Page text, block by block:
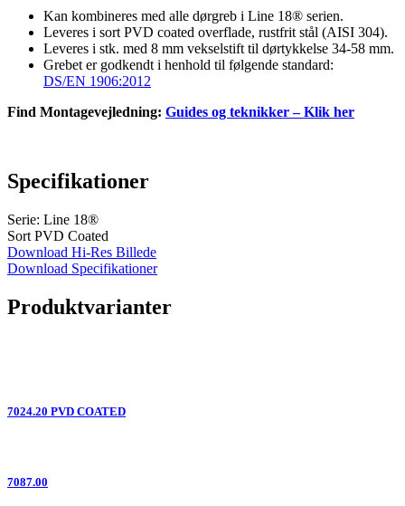
Kan kombineres med alle dørgreb i Line 18® serien.
Leveres i sort PVD coated overflade, rustfrit stål (AISI 304).
Leveres i stk. med 8 mm vekselstift til dørtykkelse 34-58 mm.
Grebet er godkendt i henhold til følgende standard:
DS/EN 1906:2012
Find Montagevejledning: Guides og teknikker – Klik her
Specifikationer
Serie: Line 18®
Sort PVD Coated
Download Hi-Res Billede
Download Specifikationer
Produktvarianter
7024.20 PVD COATED
7087.00